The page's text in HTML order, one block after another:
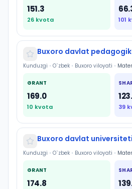
151.3
26 kvota 101
Buxoro davlat
Kunduzgi • O`zbek • Buxoro viloyati •
GRANT
169.0
10 kvota 39
Buxoro davlat universiteti
Kunduzgi • O`zbek • Buxoro viloyati •
GRANT
174.8